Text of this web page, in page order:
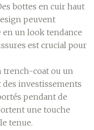
bottes en cuir haut
peuvent
un look tendance
est crucial pour
trench-coat ou un
investissements
pendant de
une touche
tenue.